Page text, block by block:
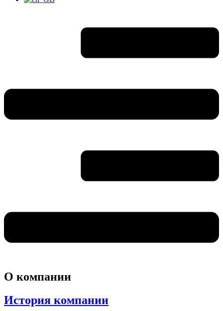
О компании
История компании